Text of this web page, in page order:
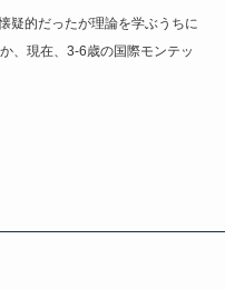
疑的だったが理論を学ぶうちに
、現在、3-6歳の国際モンテッ